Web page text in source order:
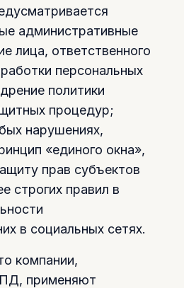
административные
лица, ответственного
персональных
политики
процедур;
нарушениях,
«единого окна»,
прав субъектов
строгих правил в
в социальных сетях.
компании,
применяют